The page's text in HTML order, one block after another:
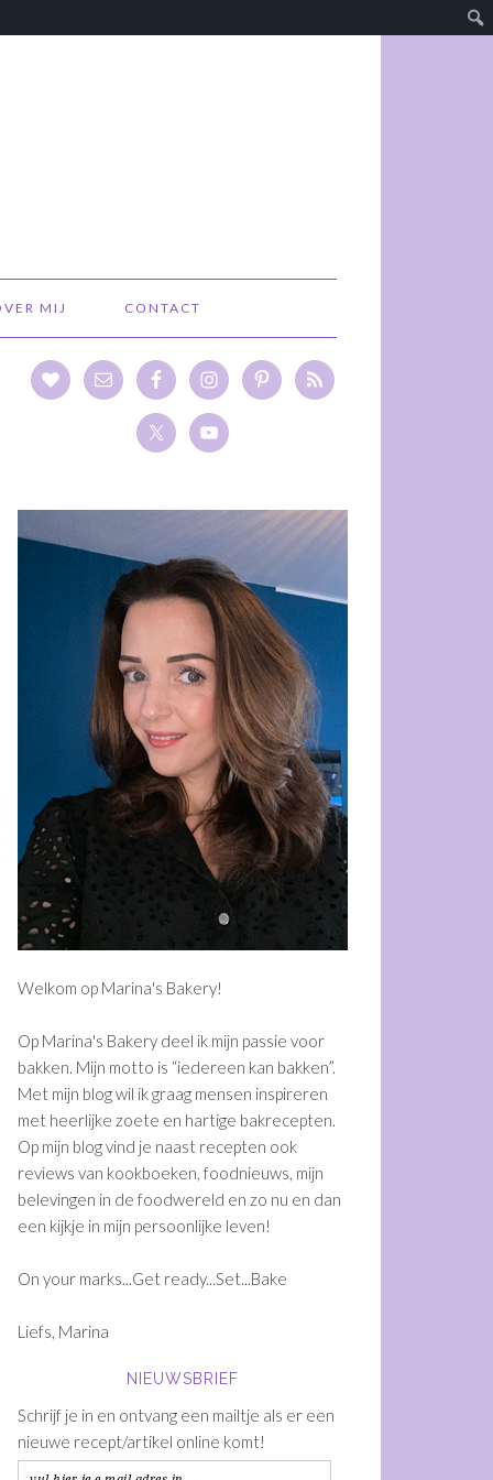
MIJ CONTACT
Welkom op Marina's Bakery!
Op Marina's Bakery deel ik mijn passie voor
bakken. Mijn motto is “iedereen kan bakken”.
Met mijn blog wil ik graag mensen inspireren
met heerlijke zoete en hartige bakrecepten.
Op mijn blog vind je naast recepten ook
reviews van kookboeken, foodnieuws, mijn
belevingen in de foodwereld en zo nu en dan
een kijkje in mijn persoonlijke leven!
On your marks...Get ready...Set...Bake
Liefs, Marina
NIEUWSBRIEF
Schrijf je in en ontvang een mailtje als er een
nieuwe recept/artikel online komt!
vul